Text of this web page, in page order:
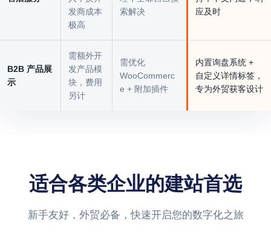
发商成本
极高
索解决
应及时
B2B 产品展
示
需额外开
发产品模
块，费用
另计
需优化
WooCommerc
e + 附加插件
内置询盘系统 +
自定义详情标签，
专为外贸获客设计
适合各类企业的建站首选
新手友好，外贸必备，快速开启您的数字化之旅